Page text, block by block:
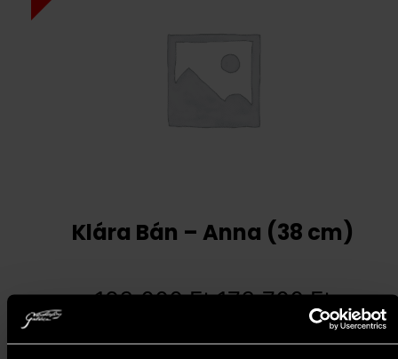
Klára Bán – Anna (38 cm)
193 000Ft 173 700Ft